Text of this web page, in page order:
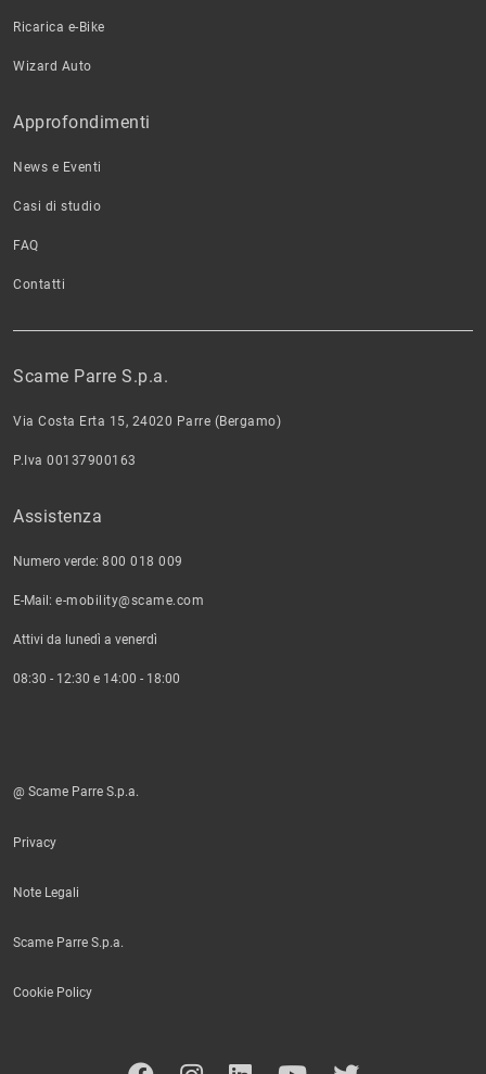
Scame Parre S.p.a.
Via Costa Erta 15, 24020 Parre (Bergamo)
P.Iva 00137900163
Assistenza
Numero verde: 800 018 009
E-Mail: e-mobility@scame.com
Attivi da lunedì a venerdì
08:30 - 12:30 e 14:00 - 18:00
Ricarica e-Bike
Wizard Auto
Approfondimenti
News e Eventi
Casi di studio
FAQ
Contatti
@ Scame Parre S.p.a.
Privacy
Note Legali
Scame Parre S.p.a.
Cookie Policy